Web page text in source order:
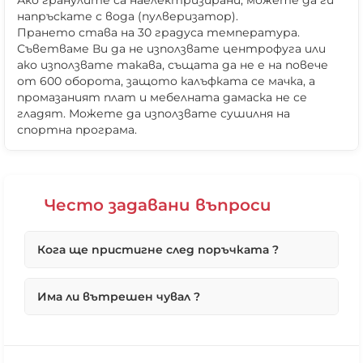
напръскате с вода (пулверизатор).
Прането става на 30 градуса температура.
Съветваме Ви да не използвате центрофуга или
ако използвате такава, същата да не е на повече
от 600 оборота, защото калъфката се мачка, а
промазаният плат и мебелната дамаска не се
гладят. Можете да използвате сушилня на
спортна програма.
Често задавани въпроси
Кога ще пристигне след поръчката ?
най-бързо в работни дни, по телефона.
Има ли вътрешен чувал ?
❌ Няма да получиш специални отстъпки